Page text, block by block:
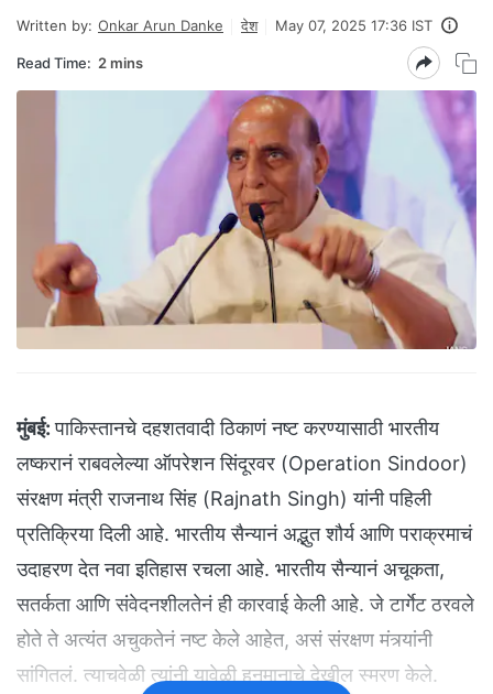
Written by: Onkar Arun Danke देश May 07, 2025 17:36 IST
Read Time: 2 mins
मुंबई: पाकिस्तानचे दहशतवादी ठिकाणं नष्ट करण्यासाठी भारतीय
लष्करानं राबवलेल्या ऑपरेशन सिंदूरवर (Operation Sindoor)
संरक्षण मंत्री राजनाथ सिंह (Rajnath Singh) यांनी पहिली
प्रतिक्रिया दिली आहे. भारतीय सैन्यानं अद्भुत शौर्य आणि पराक्रमाचं
उदाहरण देत नवा इतिहास रचला आहे. भारतीय सैन्यानं अचूकता,
सतर्कता आणि संवेदनशीलतेनं ही कारवाई केली आहे. जे टार्गेट ठरवले
होते ते अत्यंत अचुकतेनं नष्ट केले आहेत, असं संरक्षण मंत्र्यांनी
सांगितलं. त्याचवेळी त्यांनी यावेळी हनुमानाचे देखील स्मरण केले.